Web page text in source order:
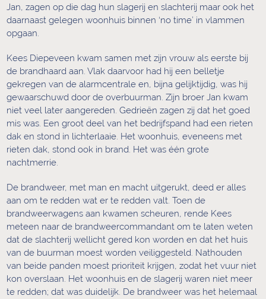
Jan, zagen op die dag hun slagerij en slachterij maar ook het
daarnaast gelegen woonhuis binnen ‘no time’ in vlammen
opgaan.
Kees Diepeveen kwam samen met zijn vrouw als eerste bij
de brandhaard aan. Vlak daarvoor had hij een belletje
gekregen van de alarmcentrale en, bijna gelijktijdig, was hij
gewaarschuwd door de overbuurman. Zijn broer Jan kwam
niet veel later aangereden. Gedrieën zagen zij dat het goed
mis was. Een groot deel van het bedrijfspand had een rieten
dak en stond in lichterlaaie. Het woonhuis, eveneens met
rieten dak, stond ook in brand. Het was één grote
nachtmerrie.
De brandweer, met man en macht uitgerukt, deed er alles
aan om te redden wat er te redden valt. Toen de
brandweerwagens aan kwamen scheuren, rende Kees
meteen naar de brandweercommandant om te laten weten
dat de slachterij wellicht gered kon worden en dat het huis
van de buurman moest worden veiliggesteld. Nathouden
van beide panden moest prioriteit krijgen, zodat het vuur niet
kon overslaan. Het woonhuis en de slagerij waren niet meer
te redden; dat was duidelijk. De brandweer was het helemaal